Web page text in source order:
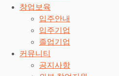
창업보육
입주안내
입주기업
졸업기업
커뮤니티
공지사항